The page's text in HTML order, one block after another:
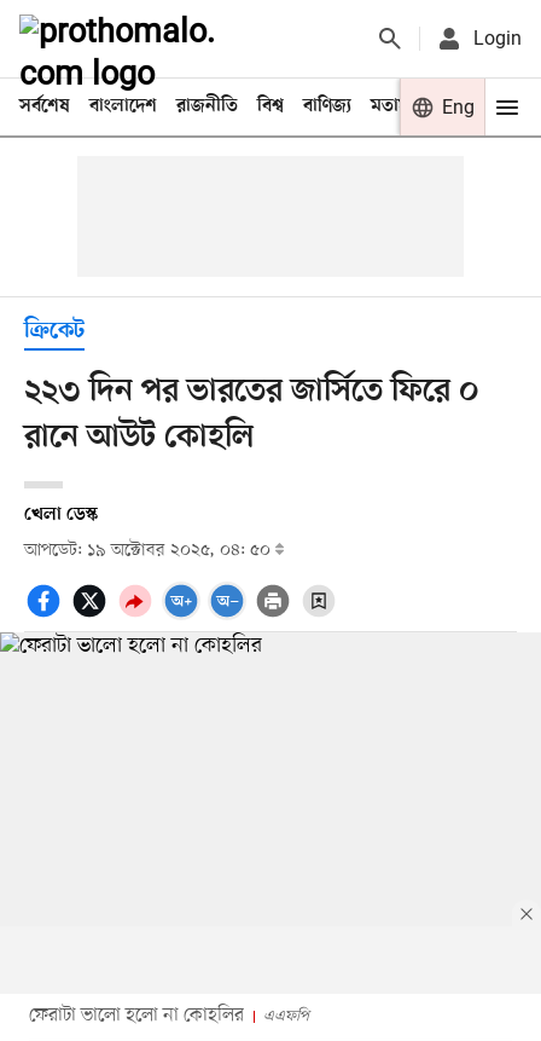
Login
সর্বশেষ বাংলাদেশ রাজনীতি বিশ্ব বাণিজ্য মতামত খেলা
Eng
ক্রিকেট
২২৩ দিন পর ভারতের জার্সিতে ফিরে ০
রানে আউট কোহলি
খেলা ডেস্ক
আপডেট: ১৯ অক্টোবর ২০২৫, ০৪: ৫০
ফেরাটা ভালো হলো না কোহলির এএফপি